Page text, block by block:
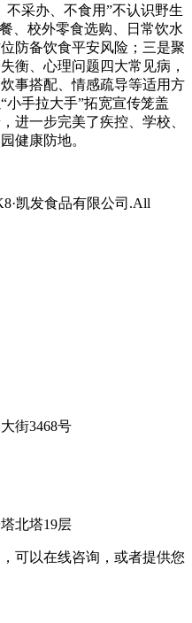
采办、不食用”不认识野生
、校外零食选购、日常饮水
防备饮食平安风险；三是聚
衡、心理问题四大常见病，
事搭配、情感疏导等适用方
小手拉大手”拓宽宣传笼盖
进一步完美了疾控、学校、
健康防地。
凯发食品有限公司.All
街3468号
北塔19层
可以在线咨询，或者提供您